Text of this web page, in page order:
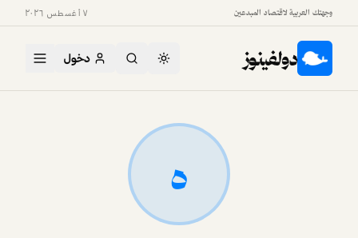
وجهتك العربية لاقتصاد المبدعين ٧ أغسطس ٢٠٢٦
دولفينوز دخول
ه